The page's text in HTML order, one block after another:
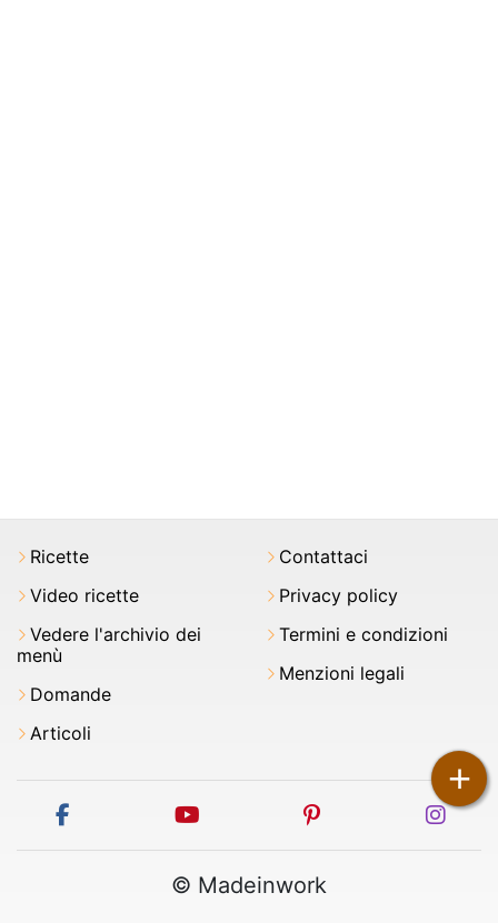
+
Ricette
Video ricette
Vedere l'archivio dei
menù
Domande
Articoli
Contattaci
Privacy policy
Termini e condizioni
Menzioni legali
facebook youtube pinterest
© Madeinwork